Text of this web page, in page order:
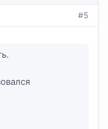
#5